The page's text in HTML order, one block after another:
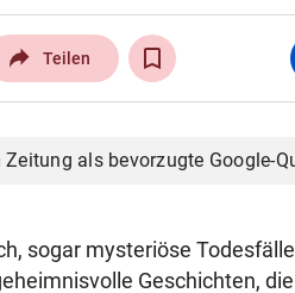
Teilen
Zeitung als bevorzugte Google-
sogar mysteriöse
Geschichten,